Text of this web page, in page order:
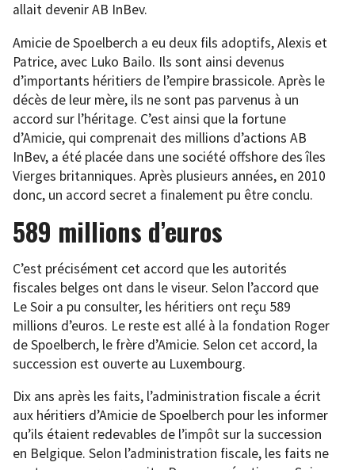
allait devenir AB InBev.
Amicie de Spoelberch a eu deux fils adoptifs, Alexis et
Patrice, avec Luko Bailo. Ils sont ainsi devenus
d’importants héritiers de l’empire brassicole. Après le
décès de leur mère, ils ne sont pas parvenus à un
accord sur l’héritage. C’est ainsi que la fortune
d’Amicie, qui comprenait des millions d’actions AB
InBev, a été placée dans une société offshore des îles
Vierges britanniques. Après plusieurs années, en 2010
donc, un accord secret a finalement pu être conclu.
589 millions d’euros
C’est précisément cet accord que les autorités
fiscales belges ont dans le viseur. Selon l’accord que
Le Soir a pu consulter, les héritiers ont reçu 589
millions d’euros. Le reste est allé à la fondation Roger
de Spoelberch, le frère d’Amicie. Selon cet accord, la
succession est ouverte au Luxembourg.
Dix ans après les faits, l’administration fiscale a écrit
aux héritiers d’Amicie de Spoelberch pour les informer
qu’ils étaient redevables de l’impôt sur la succession
en Belgique. Selon l’administration fiscale, les faits ne